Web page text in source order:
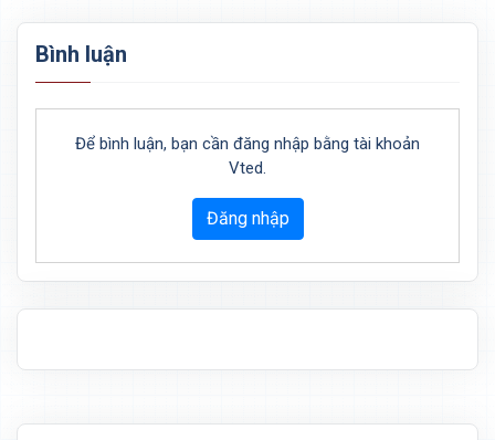
Bình luận
Để bình luận, bạn cần đăng nhập bằng tài khoản
Vted.
Đăng nhập